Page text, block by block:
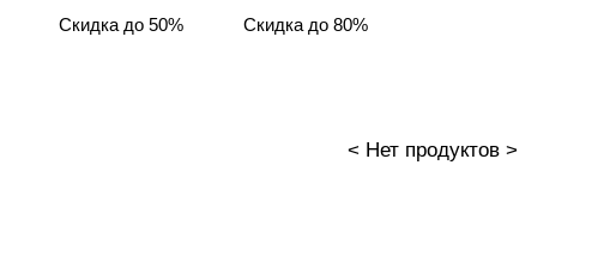
Скидка до 50% Скидка до 80%
< Нет продуктов >